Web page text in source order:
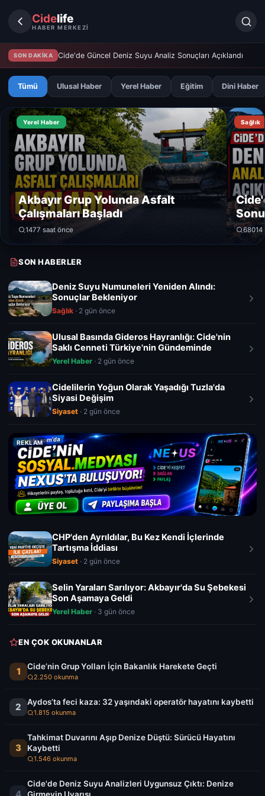
Cidelife
HABER MERKEZİ
SON DAKİKA Cide'de Güncel Deniz Suyu Analiz Sonuçları Açıklandı
Tümü Ulusal Haber Yerel Haber Eğitim Dini Haber
Yerel Haber
Akbayır Grup Yolunda Asfalt
Çalışmaları Başladı
1477 saat önce
Sağlık
68014
SON HABERLER
Deniz Suyu Numuneleri Yeniden Alındı:
Sonuçlar Bekleniyor
Sağlık · 2 gün önce
Ulusal Basında Gideros Hayranlığı: Cide'nin
Saklı Cenneti Türkiye'nin Gündeminde
Yerel Haber · 2 gün önce
Cidelilerin Yoğun Olarak Yaşadığı Tuzla'da
Siyasi Değişim
Siyaset · 2 gün önce
REKLAM
CHP'den Ayrıldılar, Bu Kez Kendi İçlerinde
Tartışma İddiası
Siyaset · 2 gün önce
Selin Yaraları Sarılıyor: Akbayır'da Su Şebekesi
Son Aşamaya Geldi
Yerel Haber · 3 gün önce
EN ÇOK OKUNANLAR
1 Cide’nin Grup Yolları İçin Bakanlık Harekete Geçti
2.250 okunma
2 Aydos’ta feci kaza: 32 yaşındaki operatör hayatını kaybetti
1.815 okunma
3
Tahkimat Duvarını Aşıp Denize Düştü: Sürücü Hayatını
Kaybetti
1.546 okunma
Cide'de Deniz Suyu Analizleri Uygunsuz Çıktı: Denize